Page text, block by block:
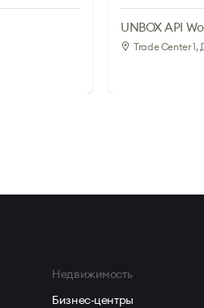
UNBOX API
Trade Center 1,
Недвижимость
Бизнес-центры